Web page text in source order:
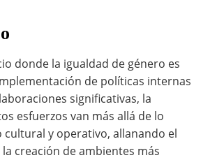
donde la igualdad de género es
de políticas internas
significativas, la
esfuerzos van más allá de lo
y operativo, allanando el
creación de ambientes más